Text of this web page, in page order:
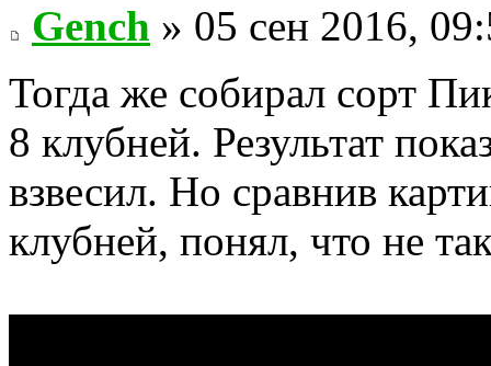
Gench » 05 сен 2016,
Тогда же собирал сорт
8 клубней. Результат
взвесил. Но сравнив
клубней, понял, что не